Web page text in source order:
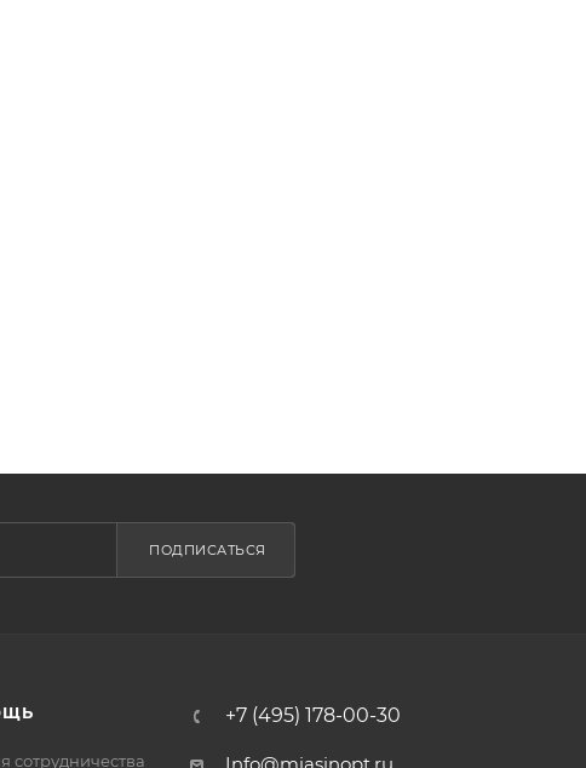
ПОДПИСАТЬСЯ
сотрудничества
+7 (495) 178-00-30